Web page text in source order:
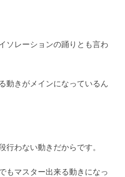
ソレーションの踊りとも言わ
動きがメインになっているん
行わない動きだからです。
もマスター出来る動きになっ